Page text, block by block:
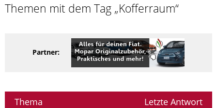
Themen mit dem Tag „Kofferraum“
Partner:
Thema Letzte Antwort